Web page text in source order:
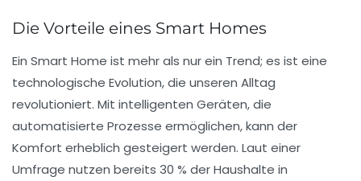
Die Vorteile eines Smart Homes
Ein Smart Home ist mehr als nur ein Trend; es ist eine
technologische Evolution, die unseren Alltag
revolutioniert. Mit intelligenten Geräten, die
automatisierte Prozesse ermöglichen, kann der
Komfort erheblich gesteigert werden. Laut einer
Umfrage nutzen bereits 30 % der Haushalte in